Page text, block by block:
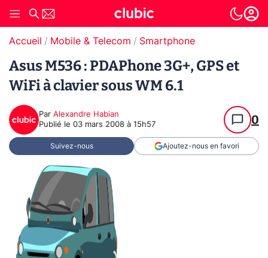
Accueil Mobile & Telecom Smartphone
Asus M536 : PDAPhone 3G+, GPS et
WiFi à clavier sous WM 6.1
Par Alexandre Habian
Publié le 03 mars 2008 à 15h57 0
Suivez-nous Ajoutez-nous en favori